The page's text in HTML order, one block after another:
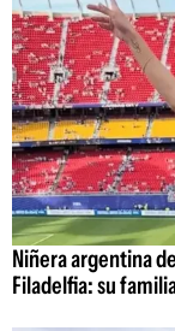
Niñera argentina
Filadelfia: su